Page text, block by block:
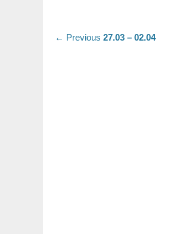
Nawigacja
← Previous Previous
27.03 – 02.04